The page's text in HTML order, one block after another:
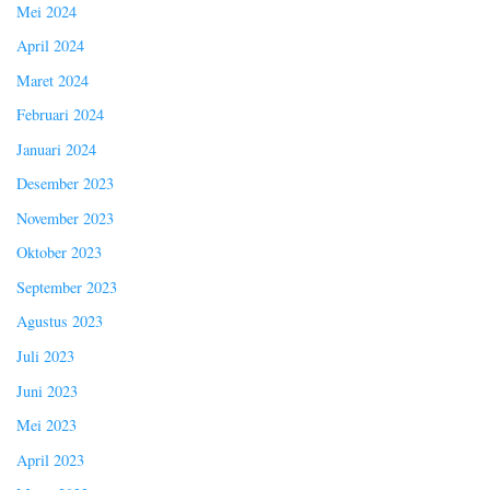
Mei 2024
April 2024
Maret 2024
Februari 2024
Januari 2024
Desember 2023
November 2023
Oktober 2023
September 2023
Agustus 2023
Juli 2023
Juni 2023
Mei 2023
April 2023